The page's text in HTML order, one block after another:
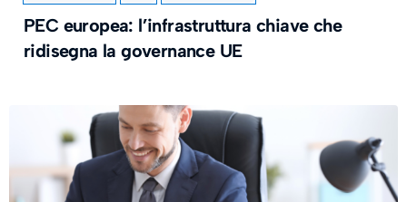
PEC europea: l’infrastruttura chiave che
ridisegna la governance UE